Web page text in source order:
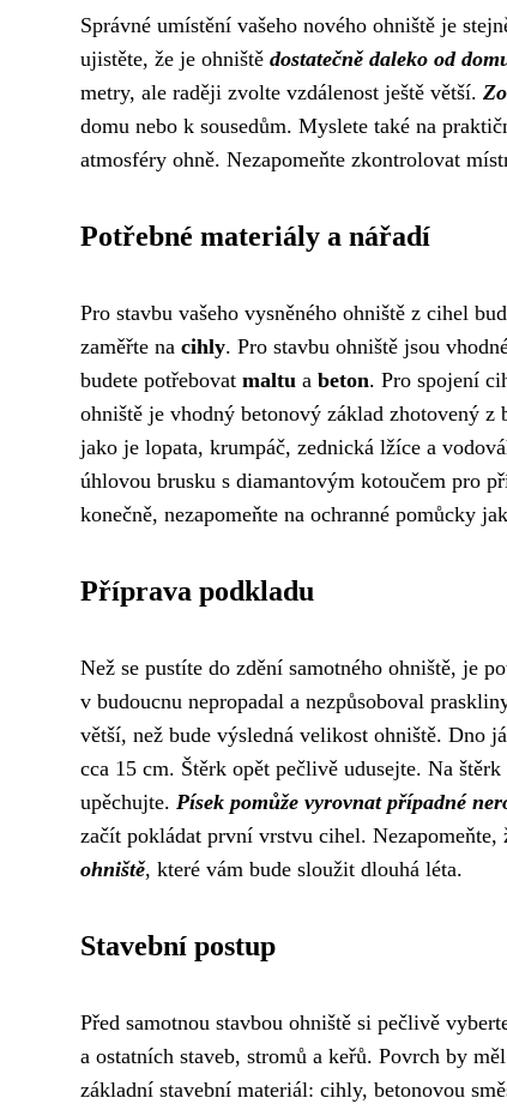
Správné umístění vašeho nového ohniště je
ujistěte, že je ohniště dostatečně daleko od
metry, ale raději zvolte vzdálenost ještě větší.
domu nebo k sousedům. Myslete také na
atmosféry ohně. Nezapomeňte zkontrolovat
Potřebné materiály a nářadí
Pro stavbu vašeho vysněného ohniště z cihel
zaměřte na cihly. Pro stavbu ohniště jsou
budete potřebovat maltu a beton. Pro spojení
ohniště je vhodný betonový základ zhotovený z
jako je lopata, krumpáč, zednická lžíce a
úhlovou brusku s diamantovým kotoučem pro
konečně, nezapomeňte na ochranné pomůcky
Příprava podkladu
Než se pustíte do zdění samotného ohniště, je
v budoucnu nepropadal a nezpůsoboval
větší, než bude výsledná velikost ohniště. Dno
cca 15 cm. Štěrk opět pečlivě udusejte. Na
upěchujte. Písek pomůže vyrovnat případné
začít pokládat první vrstvu cihel. Nezapomeňte,
ohniště, které vám bude sloužit dlouhá léta.
Stavební postup
Před samotnou stavbou ohniště si pečlivě
a ostatních staveb, stromů a keřů. Povrch by
základní stavební materiál: cihly, betonovou